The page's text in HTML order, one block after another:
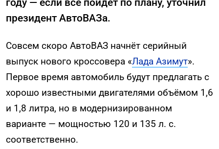
году — если всё пойдёт по плану, уточнил
президент АвтоВАЗа.
Совсем скоро АвтоВАЗ начнёт серийный
выпуск нового кроссовера «Лада Азимут».
Первое время автомобиль будут предлагать с
хорошо известными двигателями объёмом 1,6
и 1,8 литра, но в модернизированном
варианте — мощностью 120 и 135 л. с.
соответственно.